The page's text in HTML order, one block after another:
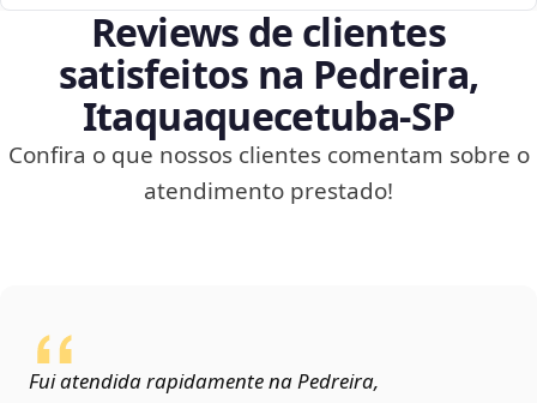
Reviews de clientes
satisfeitos na Pedreira,
Itaquaquecetuba‑SP
Confira o que nossos clientes comentam sobre o
atendimento prestado!
Fui atendida rapidamente na Pedreira,